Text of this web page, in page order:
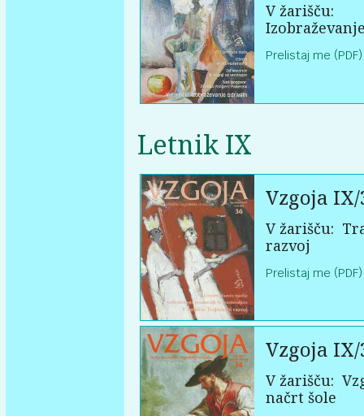
V žarišču:
Prelistaj me (PDF)
Letnik IX
Vzgoja IX/
V žarišču:
razvoj
Prelistaj me (PDF)
Vzgoja IX/
V žarišču:
načrt šole